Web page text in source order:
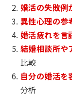
婚活の失敗例
異性心理の参
婚活疲れを言
結婚相談所や
比較
自分の婚活を
分析